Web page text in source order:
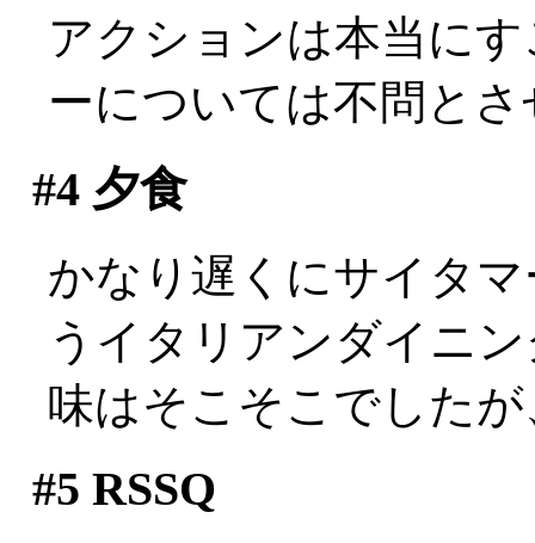
アクションは本当に
ーについては不問と
#4夕食
かなり遅くにサイタ
うイタリアンダイニ
味はそこそこでした
#5 RSSQ